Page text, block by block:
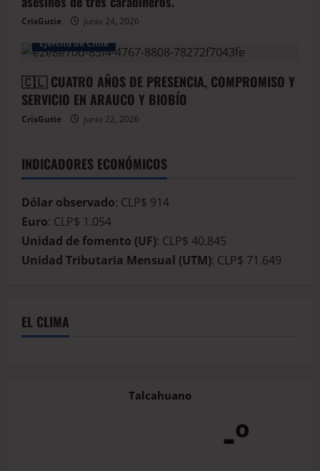
CrisGutie junio 24, 2026
Arauco Armada de Chile
Ejercito de Chile
🇨🇱 CUATRO AÑOS DE PRESENCIA, COMPROMISO Y
SERVICIO EN ARAUCO Y BIOBÍO
CrisGutie junio 22, 2026
INDICADORES ECONÓMICOS
Dólar observado: CLP$ 914
Euro: CLP$ 1.054
Unidad de fomento (UF): CLP$ 40.845
Unidad Tributaria Mensual (UTM): CLP$ 71.649
EL CLIMA
Talcahuano
-º